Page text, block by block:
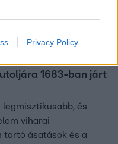
Privacy Policy
1683-ban járt
és
viharai
tartó ásatások és a